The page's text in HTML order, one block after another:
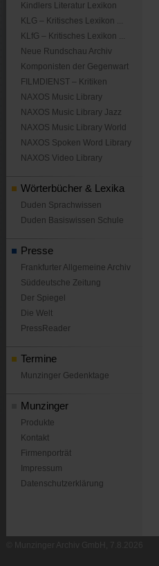
Kindlers Literatur Lexikon
KLG – Kritisches Lexikon ...
KLfG – Kritisches Lexikon ...
Neue Rundschau Archiv
Komponisten der Gegenwart
FILMDIENST – Kritiken
NAXOS Music Library
NAXOS Music Library Jazz
NAXOS Music Library World
NAXOS Spoken Word Library
NAXOS Video Library
Wörterbücher & Lexika
Duden Sprachwissen
Duden Basiswissen Schule
Presse
Frankfurter Allgemeine Archiv
Süddeutsche Zeitung
Der Spiegel
Die Welt
PressReader
Termine
Munzinger Gedenktage
Munzinger
Produkte
Kontakt
Firmenporträt
Impressum
Datenschutzerklärung